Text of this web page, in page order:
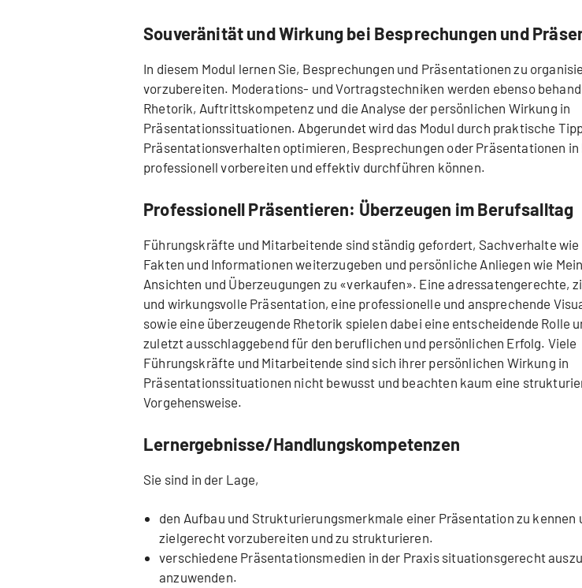
Souveränität und Wirkung bei Besprechungen und
In diesem Modul lernen Sie, Besprechungen und Präsentationen zu
vorzubereiten. Moderations- und Vortragstechniken werden ebenso
Rhetorik, Auftrittskompetenz und die Analyse der persönlichen Wirkung in
Präsentationssituationen. Abgerundet wird das Modul durch praktische
Präsentationsverhalten optimieren, Besprechungen oder Präsentationen
professionell vorbereiten und effektiv durchführen können.
Professionell Präsentieren: Überzeugen im Berufsalltag
Führungskräfte und Mitarbeitende sind ständig gefordert, Sachverhalte
Fakten und Informationen weiterzugeben und persönliche Anliegen wie
Ansichten und Überzeugungen zu «verkaufen». Eine adressatengerechte,
und wirkungsvolle Präsentation, eine professionelle und ansprechende
sowie eine überzeugende Rhetorik spielen dabei eine entscheidende Rolle
zuletzt ausschlaggebend für den beruflichen und persönlichen Erfolg. Viele
Führungskräfte und Mitarbeitende sind sich ihrer persönlichen Wirkung in
Präsentationssituationen nicht bewusst und beachten kaum eine
Vorgehensweise.
Lernergebnisse/Handlungskompetenzen
Sie sind in der Lage,
den Aufbau und Strukturierungsmerkmale einer Präsentation zu kennen
zielgerecht vorzubereiten und zu strukturieren.
verschiedene Präsentationsmedien in der Praxis situationsgerecht
anzuwenden.